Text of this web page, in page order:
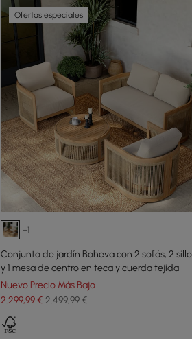
Ofertas especiales
+1
Conjunto de jardín Boheva con 2 sofás, 2
y 1 mesa de centro en teca y cuerda tejida
Nuevo Precio Más Bajo
2.299,99€ 2.499,99 €